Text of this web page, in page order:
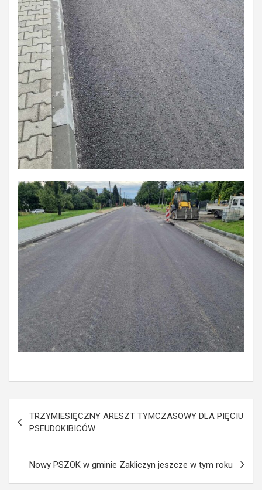
wpisu
TRZYMIESIĘCZNY ARESZT TYMCZASOWY DLA PIĘCIU
PSEUDOKIBICÓW
Nowy PSZOK w gminie Zakliczyn jeszcze w tym roku